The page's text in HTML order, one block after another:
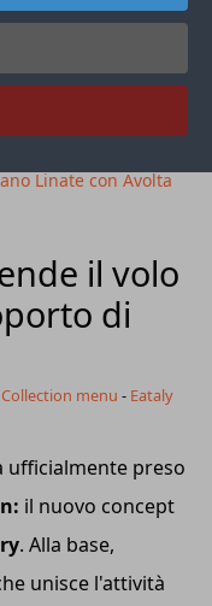
Linate con Avolta
il volo
di
menu - Eataly
ufficialmente preso
il nuovo concept
. Alla base,
unisce l'attività